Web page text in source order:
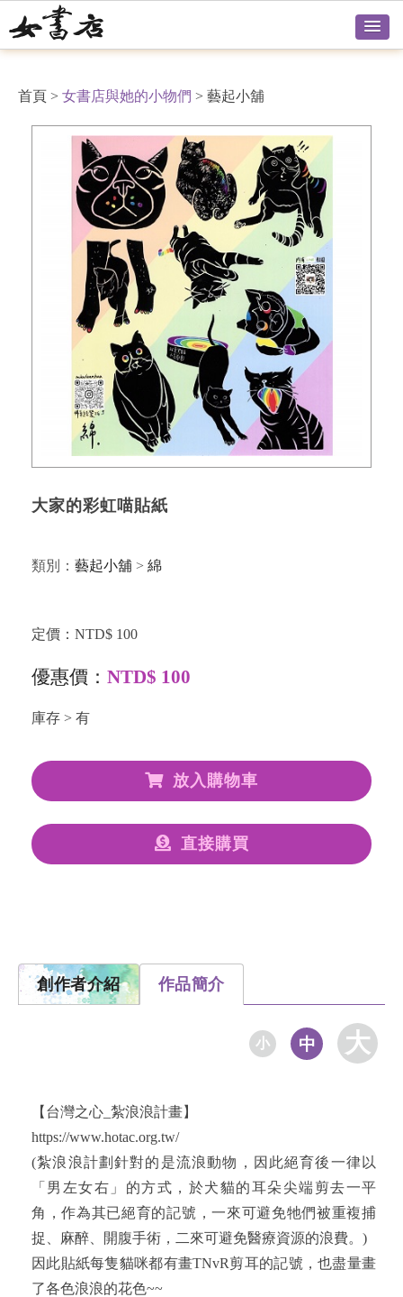
首頁 > 女書店與她的小物們 > 藝起小舖
大家的彩虹喵貼紙
類別： 藝起小舖 > 綿
定價：NTD$ 100
優惠價： NTD$ 100
庫存 > 有
放入購物車
直接購買
創作者介紹 作品簡介
小 中 大
【台灣之心_紮浪浪計畫】
https://www.hotac.org.tw/
(紮浪浪計劃針對的是流浪動物，因此絕育後一律以
「男左女右」的方式，於犬貓的耳朵尖端剪去一平
角，作為其已絕育的記號，一來可避免牠們被重複捕
捉、麻醉、開腹手術，二來可避免醫療資源的浪費。)
因此貼紙每隻貓咪都有畫TNvR剪耳的記號，也盡量畫
了各色浪浪的花色~~